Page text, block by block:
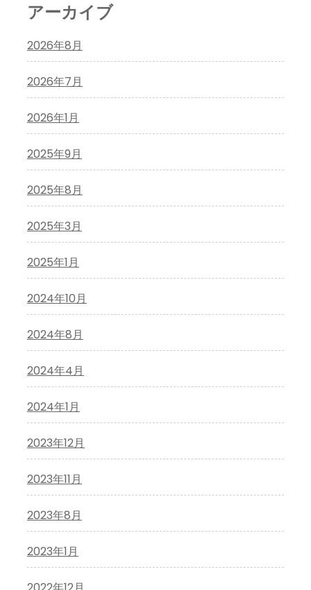
アーカイブ
2026年8月
2026年7月
2026年1月
2025年9月
2025年8月
2025年3月
2025年1月
2024年10月
2024年8月
2024年4月
2024年1月
2023年12月
2023年11月
2023年8月
2023年1月